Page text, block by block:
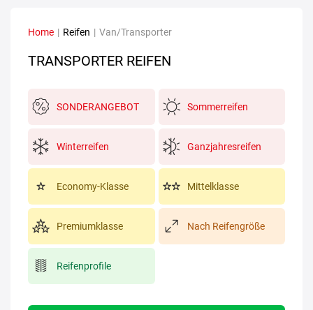
Home | Reifen | Van/Transporter
TRANSPORTER REIFEN
SONDERANGEBOT Sommerreifen
Winterreifen Ganzjahresreifen
Economy-Klasse Mittelklasse
Premiumklasse Nach Reifengröße
Reifenprofile